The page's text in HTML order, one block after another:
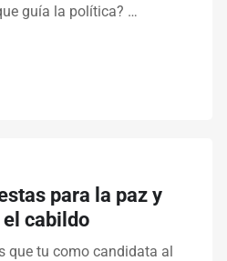
guía la política? …
para la paz y
cabildo
que tu como candidata al